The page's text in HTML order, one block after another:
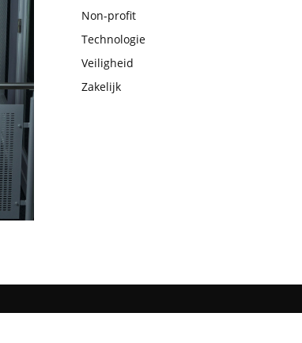
Non-profit
Technologie
Veiligheid
Zakelijk